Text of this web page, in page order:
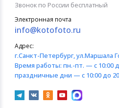
Звонок по России бесплатный
Электронная почта
info@kotofoto.ru
Адрес:
г.Санкт-Петербург, ул.Маршала
Время работы: пн.-пт. — с 10:00
праздничные дни — с 10:00 до